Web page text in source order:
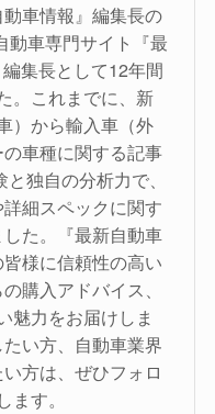
車情報』編集長の
動車専門サイト『最
集長として12年間
。これまでに、新
）から輸入車（外
車種に関する記事
独自の分析力で、
細スペックに関す
た。『最新自動車
様に信頼性の高い
購入アドバイス、
魅力をお届けしま
い方、自動車業界
方は、ぜひフォロ
す。